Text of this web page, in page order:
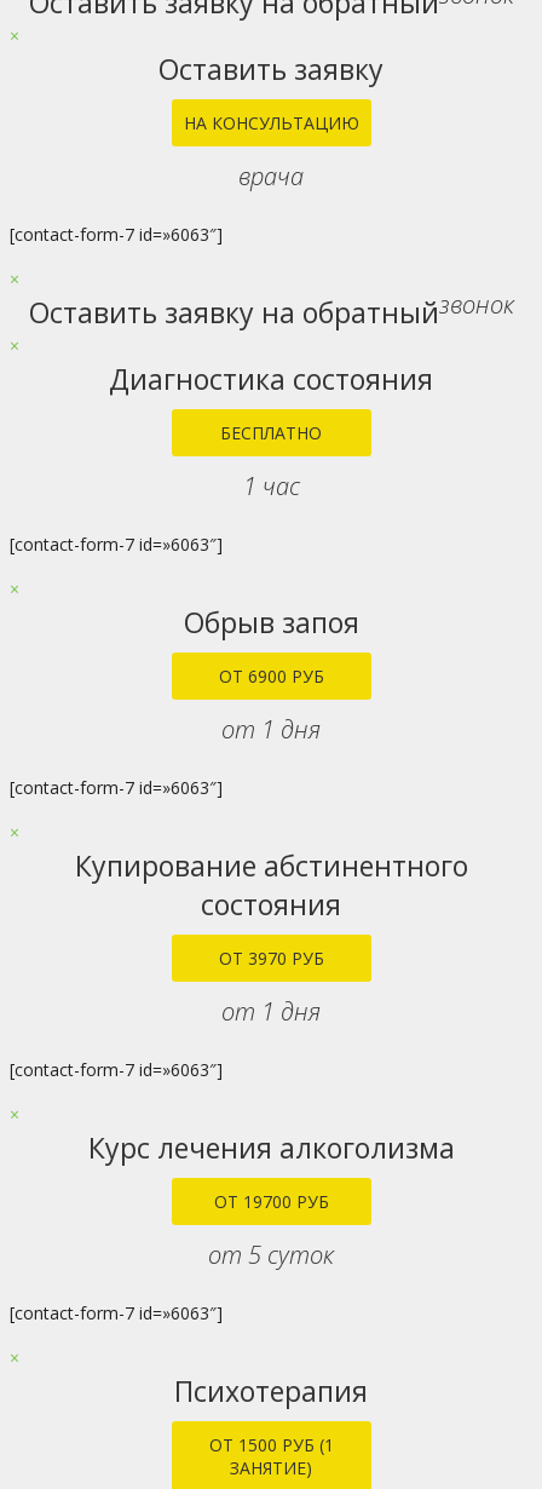
×
Оставить заявку
НА КОНСУЛЬТАЦИЮ
врача
[contact-form-7 id=»6063″]
×
Оставить заявку на обратныйзвонок
×
Диагностика состояния
БЕСПЛАТНО
1 час
[contact-form-7 id=»6063″]
×
Обрыв запоя
ОТ 6900 РУБ
от 1 дня
[contact-form-7 id=»6063″]
×
Купирование абстинентного
состояния
ОТ 3970 РУБ
от 1 дня
[contact-form-7 id=»6063″]
×
Курс лечения алкоголизма
ОТ 19700 РУБ
от 5 суток
[contact-form-7 id=»6063″]
×
Психотерапия
ОТ 1500 РУБ (1
ЗАНЯТИЕ)